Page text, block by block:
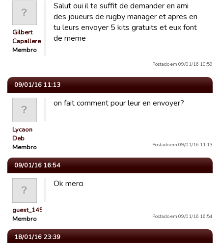
Gilbert
Capallere
Membro
Salut oui il te suffit de demander en ami
des joueurs de rugby manager et apres en
tu leurs envoyer 5 kits gratuits et eux font
de meme
Postado em 09/01/16 10:59
09/01/16 11:13
Lycaon
Deb
Membro
on fait comment pour leur en envoyer?
Postado em 09/01/16 11:13
09/01/16 16:54
guest_1451141579292
Membro
Ok merci
Postado em 09/01/16 16:54
18/01/16 23:39